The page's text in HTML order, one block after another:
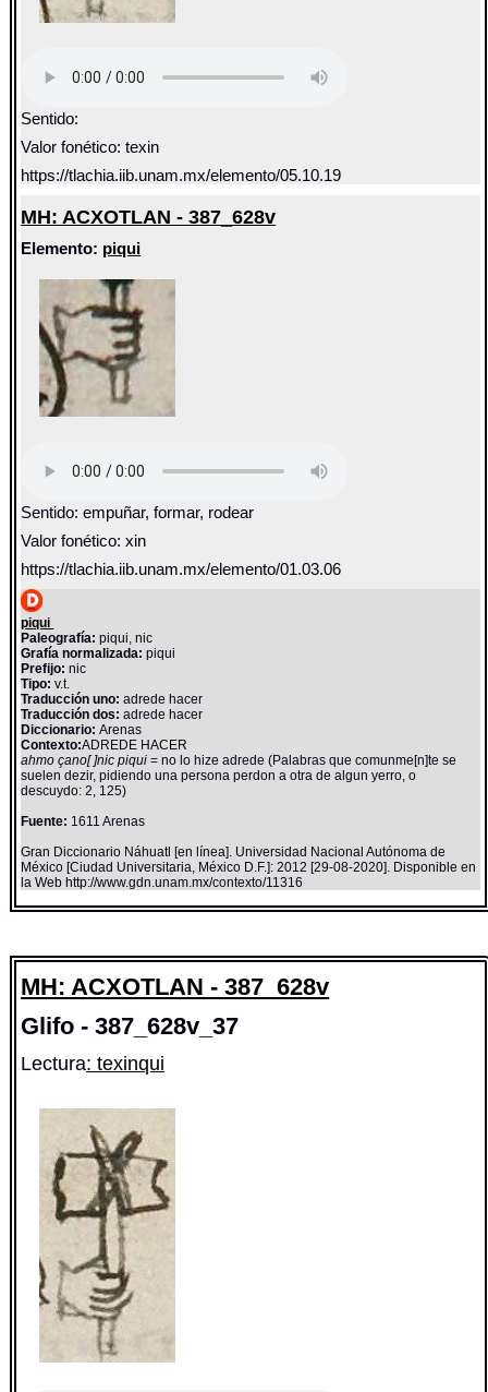
Sentido:
Valor fonético: texin
https://tlachia.iib.unam.mx/elemento/05.10.19
MH: ACXOTLAN - 387_628v
Elemento: piqui
Sentido: empuñar, formar, rodear
Valor fonético: xin
https://tlachia.iib.unam.mx/elemento/01.03.06
piqui
Paleografía: piqui, nic
Grafía normalizada: piqui
Prefijo: nic
Tipo: v.t.
Traducción uno: adrede hacer
Traducción dos: adrede hacer
Diccionario:Arenas
Contexto:ADREDE HACER
ahmo çano[ ]nic piqui= no lo hize adrede (Palabras que comunme[n]te se
suelen dezir, pidiendo una persona perdon a otra de algun yerro, o
descuydo: 2, 125)
Fuente: 1611 Arenas
Gran Diccionario Náhuatl [en línea]. Universidad Nacional Autónoma de
México [Ciudad Universitaria, México D.F.]: 2012 [29-08-2020]. Disponible en
la Web http://www.gdn.unam.mx/contexto/11316
MH: ACXOTLAN - 387_628v
Glifo - 387_628v_37
Lectura: texinqui